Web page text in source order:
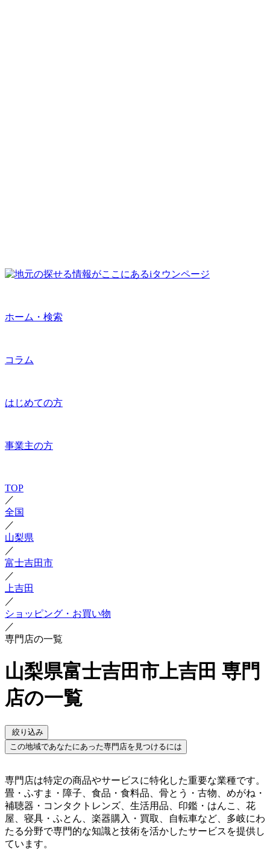
ホーム・検索
コラム
はじめての方
事業主の方
TOP
／
全国
／
山梨県
／
富士吉田市
／
上吉田
／
ショッピング・お買い物
／
専門店の一覧
山梨県富士吉田市上吉田 専門
店の一覧
絞り込み
この地域であなたにあった専門店を見つけるには
専門店は特定の商品やサービスに特化した重要な業種です。
畳・ふすま・障子、食品・食料品、骨とう・古物、めがね・
補聴器・コンタクトレンズ、生活用品、印鑑・はんこ、花
屋、寝具・ふとん、楽器購入・買取、自転車など、多岐にわ
たる分野で専門的な知識と技術を活かしたサービスを提供し
ています。